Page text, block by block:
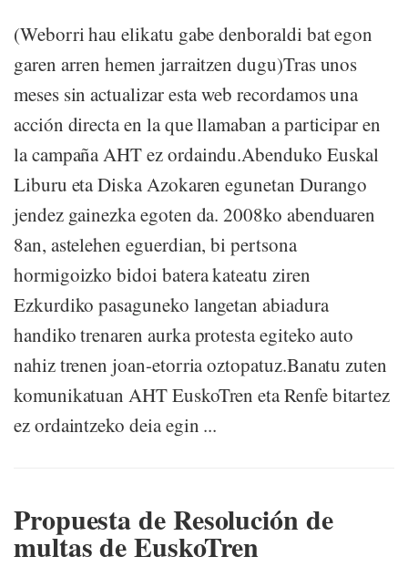
(Weborri hau elikatu gabe denboraldi bat egon
garen arren hemen jarraitzen dugu)Tras unos
meses sin actualizar esta web recordamos una
acción directa en la que llamaban a participar en
la campaña AHT ez ordaindu.Abenduko Euskal
Liburu eta Diska Azokaren egunetan Durango
jendez gainezka egoten da. 2008ko abenduaren
8an, astelehen eguerdian, bi pertsona
hormigoizko bidoi batera kateatu ziren
Ezkurdiko pasaguneko langetan abiadura
handiko trenaren aurka protesta egiteko auto
nahiz trenen joan-etorria oztopatuz.Banatu zuten
komunikatuan AHT EuskoTren eta Renfe bitartez
ez ordaintzeko deia egin ...
Propuesta de Resolución de
multas de EuskoTren